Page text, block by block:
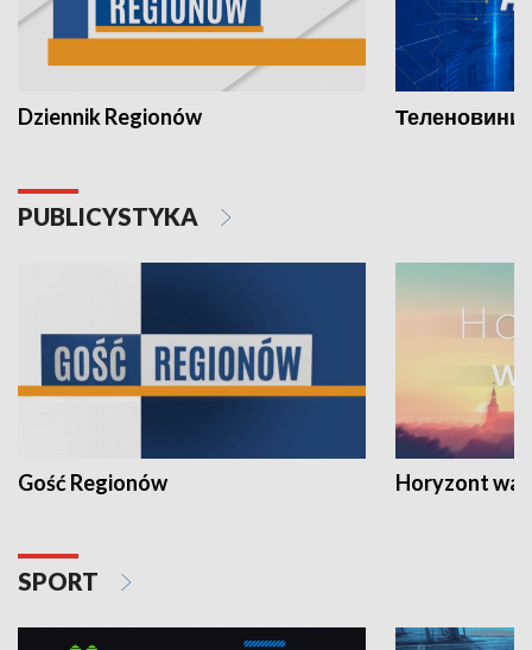
Dziennik Regionów Теленовини
PUBLICYSTYKA
Gość Regionów Horyzont
SPORT